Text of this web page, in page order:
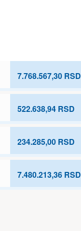
7.768.567,30 RSD
522.638,94 RSD
234.285,00 RSD
7.480.213,36 RSD